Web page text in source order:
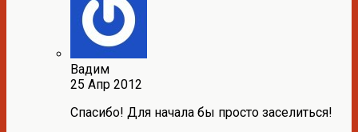
Вадим
25 Апр 2012
Спасибо! Для начала бы просто заселиться!